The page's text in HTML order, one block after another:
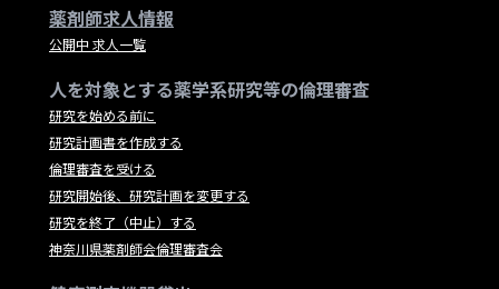
薬剤師求人情報
公開中 求人一覧
人を対象とする薬学系研究等の倫理審査
研究を始める前に
研究計画書を作成する
倫理審査を受ける
研究開始後、研究計画を変更する
研究を終了（中止）する
神奈川県薬剤師会倫理審査会